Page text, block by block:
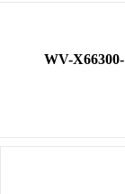
دوربین PTZ سریع با موتور هوش مصنوعی WV-X66300-